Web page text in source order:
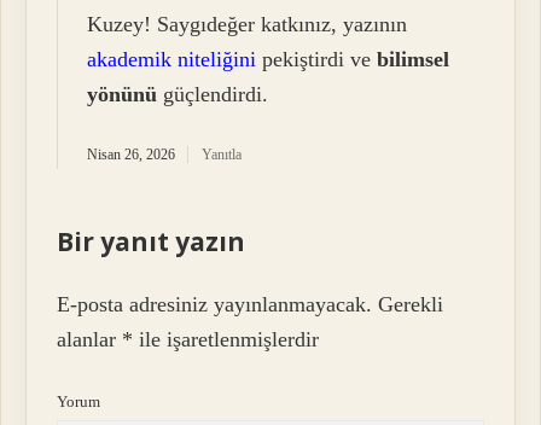
Kuzey! Saygıdeğer katkınız, yazının
akademik niteliğini pekiştirdi vebilimsel
yönünü güçlendirdi.
Nisan 26, 2026 Yanıtla
Bir yanıt yazın
E-posta adresiniz yayınlanmayacak. Gerekli
alanlar * ile işaretlenmişlerdir
Yorum